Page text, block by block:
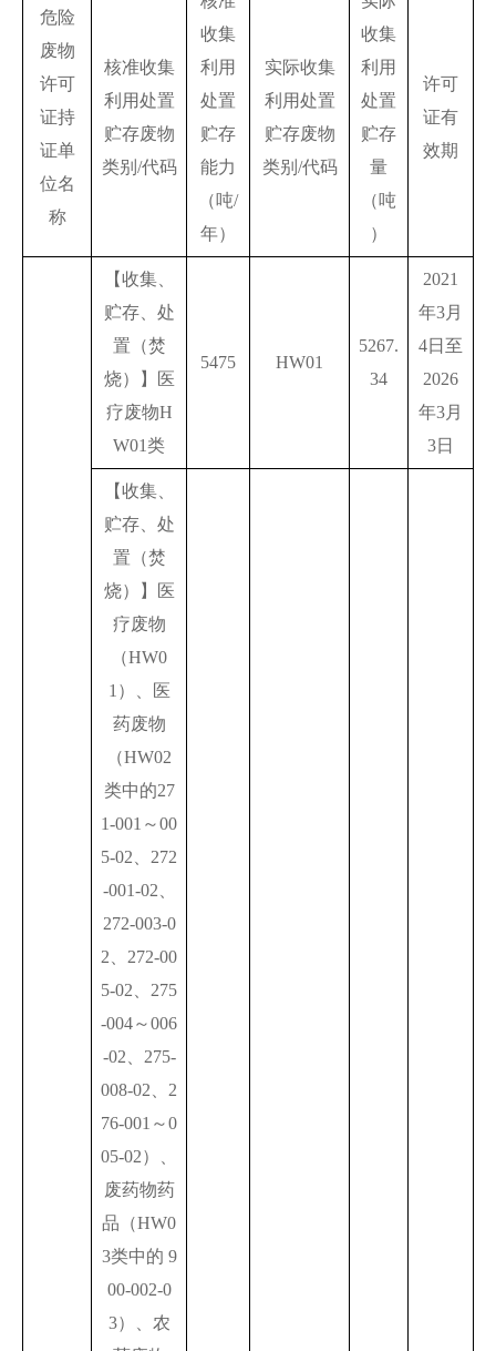
危险
废物
许可
证持
证单
位名
称
核准收集
利用处置
贮存废物
类别/代码
收集
利用
处置
贮存
能力
（吨/
年）
实际收集
利用处置
贮存废物
类别/代码
收集
利用
处置
贮存
量
（吨
）
许可
证有
效期
【收集、
贮存、处
置（焚
烧）】医
疗废物H
W01类
5475 HW01
5267.
34
2021
年3月
4日至
2026
年3月
3日
【收集、
贮存、处
置（焚
烧）】医
疗废物
（HW0
1）、医
药废物
（HW02
类中的27
1-001～00
5-02、272
-001-02、
272-003-0
2、272-00
5-02、275
-004～006
-02、275-
008-02、2
76-001～0
05-02）、
废药物药
品（HW0
3类中的 9
00-002-0
3）、农